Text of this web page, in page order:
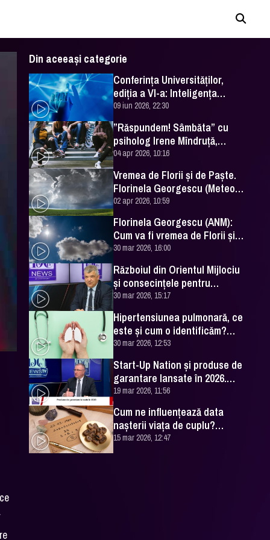
Din aceeași categorie
Conferința Universităților,
ediția a VI-a: Inteligența
artificială în Educație- soluție
sau problemă?
09 iun 2026, 22:30
”Răspundem! Sâmbăta” cu
psiholog Irene Mîndruță,
despre adolescență
04 apr 2026, 10:16
Vremea de Florii și de Paște.
Florinela Georgescu (Meteo
România) a făcut prognoza
02 apr 2026, 10:59
Florinela Georgescu (ANM):
Cum va fi vremea de Florii și
de Paște 2026
30 mar 2026, 16:00
Războiul din Orientul Mijlociu
și consecințele pentru
România. Excelența Sa Ovidiu
Dranga, interviu
30 mar 2026, 15:17
Hipertensiunea pulmonară, ce
este și cum o identificăm?
Explicațiile unui medic
specialist
30 mar 2026, 12:53
Start-Up Nation și produse de
garantare lansate în 2026.
Cătălin Leonte (FNGCIMM), la
DC News
19 mar 2026, 11:56
Cum ne influențează data
nașterii viața de cuplu?
Numerologul Romeo Popescu
are explicațiile
15 mar 2026, 12:47